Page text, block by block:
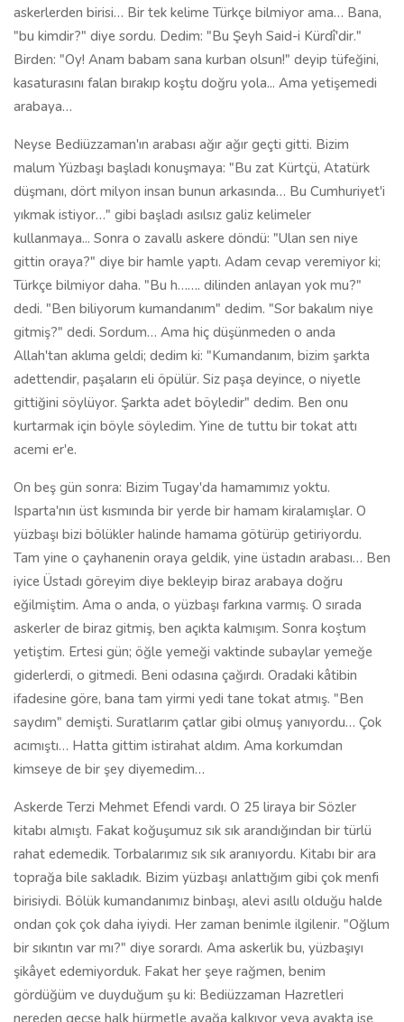
yıkmak istiyor…" gibi başladı asılsız galiz kelimeler
kullanmaya... Sonra o zavallı askere döndü: "Ulan sen niye
gittin oraya?" diye bir hamle yaptı. Adam cevap veremiyor ki;
Türkçe bilmiyor daha. "Bu h……. dilinden anlayan yok mu?"
dedi. "Ben biliyorum kumandanım" dedim. "Sor bakalım niye
Allah'tan aklıma geldi; dedim ki: "Kumandanım, bizim şarkta
adettendir, paşaların eli öpülür. Siz paşa deyince, o niyetle
gittiğini söylüyor. Şarkta adet böyledir" dedim. Ben onu
kurtarmak için böyle söyledim. Yine de tuttu bir tokat attı
acemi er'e.
On beş gün sonra: Bizim Tugay'da hamamımız yoktu.
Isparta'nın üst kısmında bir yerde bir hamam kiralamışlar. O
yüzbaşı bizi bölükler halinde hamama götürüp getiriyordu.
Tam yine o çayhanenin oraya geldik, yine üstadın arabası… Ben
iyice Üstadı göreyim diye bekleyip biraz arabaya doğru
eğilmiştim. Ama o anda, o yüzbaşı farkına varmış. O sırada
askerler de biraz gitmiş, ben açıkta kalmışım. Sonra koştum
yetiştim. Ertesi gün; öğle yemeği vaktinde subaylar yemeğe
ifadesine göre, bana tam yirmi yedi tane tokat atmış. "Ben
saydım" demişti. Suratlarım çatlar gibi olmuş yanıyordu… Çok
acımıştı… Hatta gittim istirahat aldım. Ama korkumdan
kimseye de bir şey diyemedim…
Askerde Terzi Mehmet Efendi vardı. O 25 liraya bir Sözler
kitabı almıştı. Fakat koğuşumuz sık sık arandığından bir türlü
rahat edemedik. Torbalarımız sık sık aranıyordu. Kitabı bir ara
toprağa bile sakladık. Bizim yüzbaşı anlattığım gibi çok menfi
birisiydi. Bölük kumandanımız binbaşı, alevi asıllı olduğu halde
ondan çok çok daha iyiydi. Her zaman benimle ilgilenir. "Oğlum
bir sıkıntın var mı?" diye sorardı. Ama askerlik bu, yüzbaşıyı
şikâyet edemiyorduk. Fakat her şeye rağmen, benim
nereden geçse halk hürmetle ayağa kalkıyor veya ayakta ise
bekliyordu…
Nur Cemaatlerinin muhtelif olması, mizaç farklılığının
verdiği zenginliktir
Risale-i Nur'u asıl olarak askerden sonra Abdülkadir Badıllı
ağabey ile tanıştıktan sonra okumaya başladım. Badıllı ağabey
Urfa'da üç ay boyunca devamlı olarak gece ve gündüz bir
odada benimle ilgilendi. Sonra ben bir yanlışlık neticesinde